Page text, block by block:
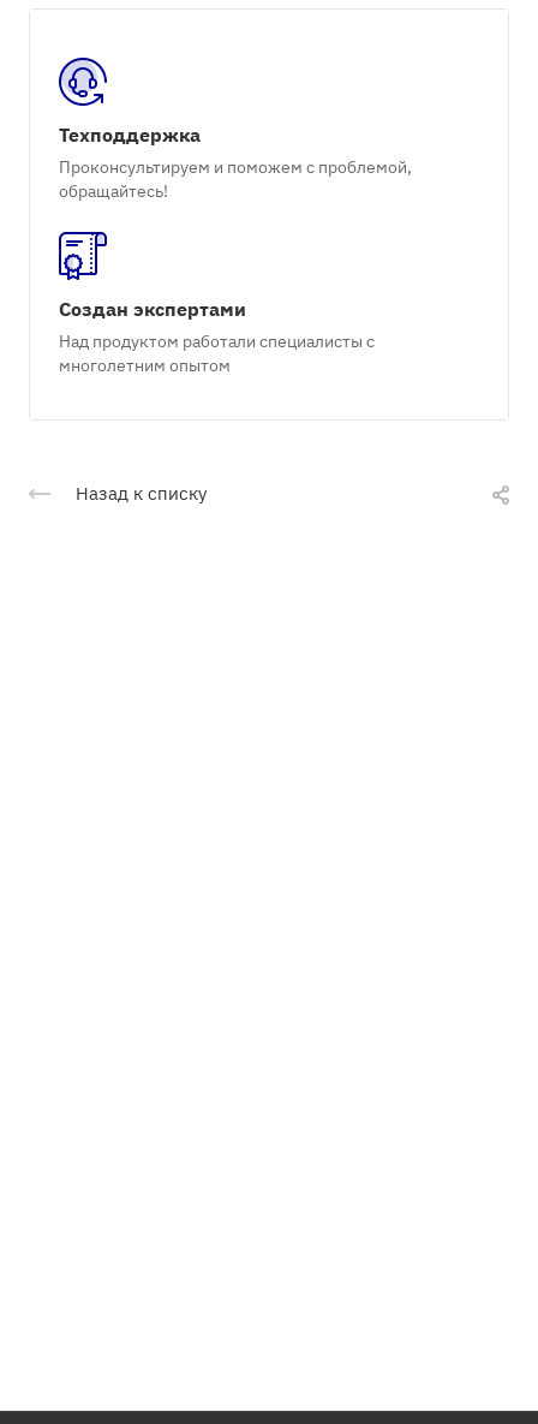
Техподдержка
Проконсультируем и поможем с проблемой,
обращайтесь!
Создан экспертами
Над продуктом работали специалисты с
многолетним опытом
Назад к списку